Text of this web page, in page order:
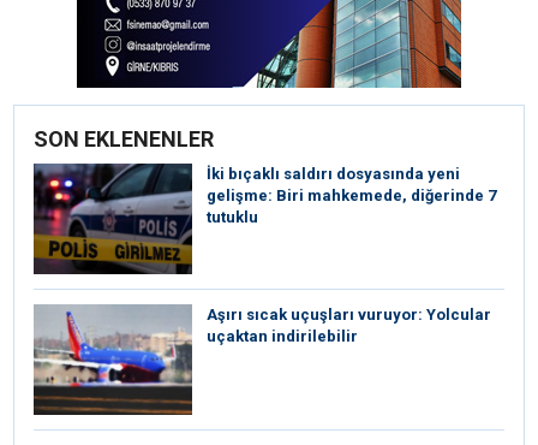
SON EKLENENLER
İki bıçaklı saldırı dosyasında yeni
gelişme: Biri mahkemede, diğerinde 7
tutuklu
Aşırı sıcak uçuşları vuruyor: Yolcular
uçaktan indirilebilir